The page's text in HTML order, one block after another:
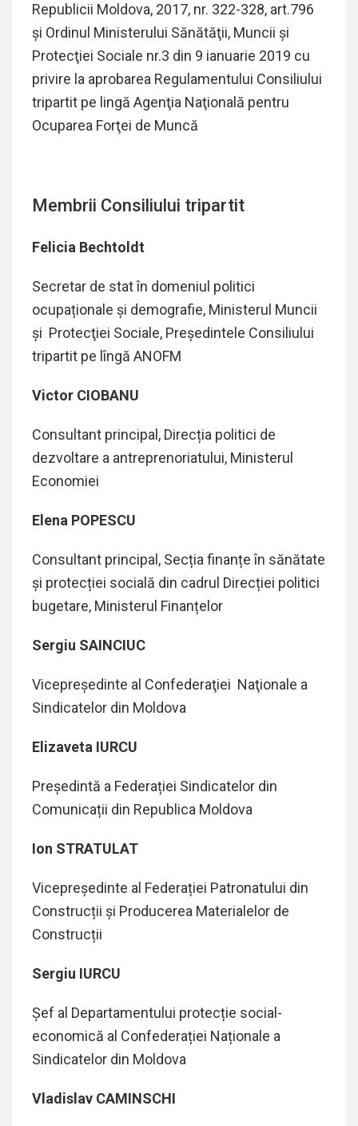
Republicii Moldova, 2017, nr. 322-328, art.796
și Ordinul Ministerului Sănătăţii, Muncii şi
Protecţiei Sociale nr.3 din 9 ianuarie 2019 cu
privire la aprobarea Regulamentului Consiliului
tripartit pe lingă Agenţia Naţională pentru
Ocuparea Forţei de Muncă
Membrii Consiliului tripartit
Felicia Bechtoldt
Secretar de stat în domeniul politici
ocupaționale și demografie, Ministerul Muncii
şi Protecţiei Sociale, Președintele Consiliului
tripartit pe lîngă ANOFM
Victor CIOBANU
Consultant principal, Direcția politici de
dezvoltare a antreprenoriatului, Ministerul
Economiei
Elena POPESCU
Consultant principal, Secția finanțe în sănătate
și protecției socială din cadrul Direcției politici
bugetare, Ministerul Finanțelor
Sergiu SAINCIUC
Vicepreşedinte al Confederaţiei Naţionale a
Sindicatelor din Moldova
Elizaveta IURCU
Președintă a Federației Sindicatelor din
Comunicații din Republica Moldova
Ion STRATULAT
Vicepreședinte al Federației Patronatului din
Construcții și Producerea Materialelor de
Construcții
Sergiu IURCU
Șef al Departamentului protecție social-
economică al Confederației Naționale a
Sindicatelor din Moldova
Vladislav CAMINSCHI